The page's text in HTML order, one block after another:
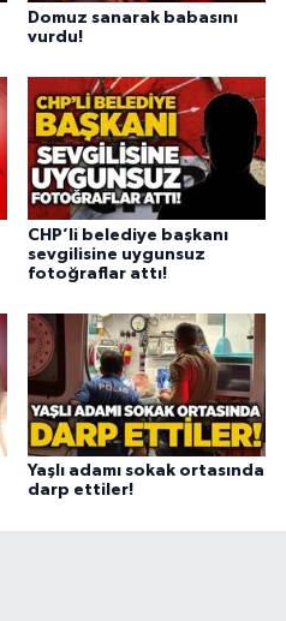
Domuz sanarak babasını
vurdu!
CHP’li belediye başkanı
sevgilisine uygunsuz
fotoğraflar attı!
Yaşlı adamı sokak ortasında
darp ettiler!